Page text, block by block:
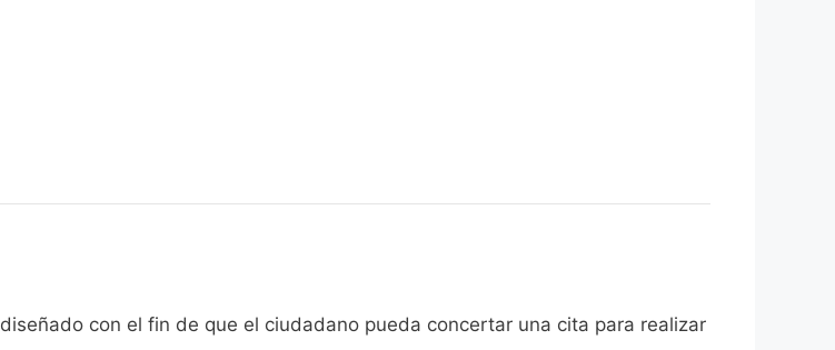
con el fin de que el ciudadano pueda concertar una cita para realizar